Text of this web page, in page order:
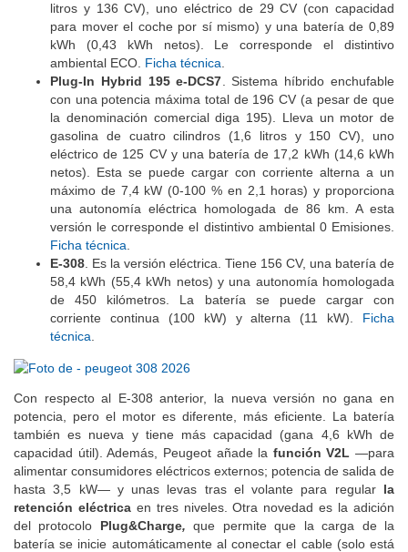
litros y 136 CV), uno eléctrico de 29 CV (con capacidad
para mover el coche por sí mismo) y una batería de 0,89
kWh (0,43 kWh netos). Le corresponde el distintivo
ambiental ECO. Ficha técnica.
Plug-In Hybrid 195 e-DCS7. Sistema híbrido enchufable
con una potencia máxima total de 196 CV (a pesar de que
la denominación comercial diga 195). Lleva un motor de
gasolina de cuatro cilindros (1,6 litros y 150 CV), uno
eléctrico de 125 CV y una batería de 17,2 kWh (14,6 kWh
netos). Esta se puede cargar con corriente alterna a un
máximo de 7,4 kW (0-100 % en 2,1 horas) y proporciona
una autonomía eléctrica homologada de 86 km. A esta
versión le corresponde el distintivo ambiental 0 Emisiones.
Ficha técnica.
E-308. Es la versión eléctrica. Tiene 156 CV, una batería de
58,4 kWh (55,4 kWh netos) y una autonomía homologada
de 450 kilómetros. La batería se puede cargar con
corriente continua (100 kW) y alterna (11 kW). Ficha
técnica.
Con respecto al E-308 anterior, la nueva versión no gana en
potencia, pero el motor es diferente, más eficiente. La batería
también es nueva y tiene más capacidad (gana 4,6 kWh de
capacidad útil). Además, Peugeot añade la función V2L —para
alimentar consumidores eléctricos externos; potencia de salida de
hasta 3,5 kW— y unas levas tras el volante para regular la
retención eléctricaen tres niveles. Otra novedad es la adición
del protocolo Plug&Charge, que permite que la carga de la
batería se inicie automáticamente al conectar el cable (solo está